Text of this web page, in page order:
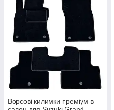
Ворсові килимки преміум в